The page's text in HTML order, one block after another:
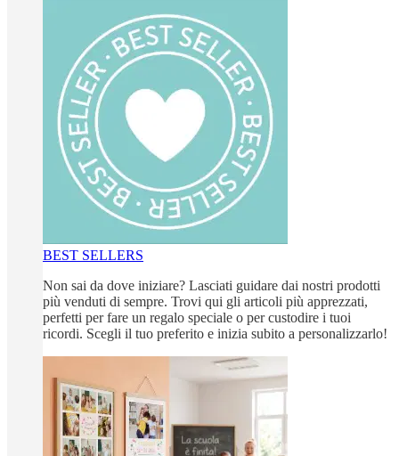
BEST SELLERS
Non sai da dove iniziare? Lasciati guidare dai nostri prodotti
più venduti di sempre. Trovi qui gli articoli più apprezzati,
perfetti per fare un regalo speciale o per custodire i tuoi
ricordi. Scegli il tuo preferito e inizia subito a personalizzarlo!